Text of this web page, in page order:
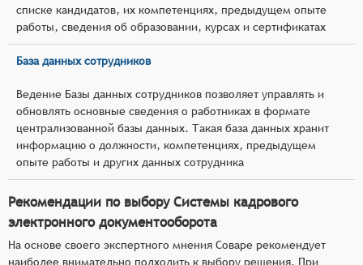
списке кандидатов, их компетенциях, предыдущем опыте
работы, сведения об образовании, курсах и сертификатах
База данных сотрудников
Ведение Базы данных сотрудников позволяет управлять и
обновлять основные сведения о работниках в формате
централизованной базы данных. Такая база данных хранит
информацию о должности, компетенциях, предыдущем
опыте работы и других данных сотрудника
Рекомендации по выбору Системы кадрового
электронного документооборота
На основе своего экспертного мнения Соваре рекомендует
наиболее внимательно подходить к выбору решения. При